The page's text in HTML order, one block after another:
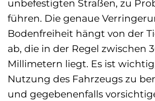
unbefestigten Straßen, zu
führen. Die genaue
Bodenfreiheit hängt von der
ab, die in der Regel zwischen
Millimetern liegt. Es ist
Nutzung des Fahrzeugs zu
und gegebenenfalls